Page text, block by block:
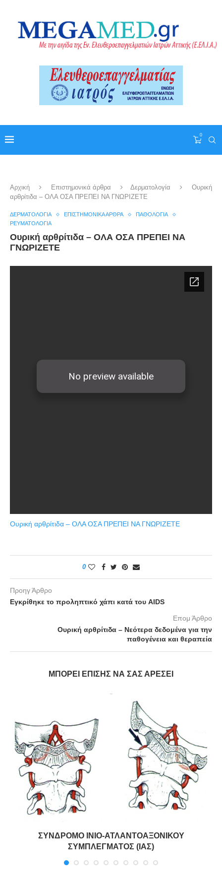
0
Αρχική Επιστημονικά άρθρα Δερματολογία
Ουρική
αρθρίτιδα – ΟΛΑ ΟΣΑ ΠΡΕΠΕΙ ΝΑ ΓΝΩΡΙΖΕΤΕ
ΔΕΡΜΑΤΟΛΟΓΊΑ ΕΠΙΣΤΗΜΟΝΙΚΆ ΆΡΘΡΑ
ΠΑΘΟΛΟΓΊΑ
ΡΕΥΜΑΤΟΛΟΓΊΑ
Ουρική αρθρίτιδα – ΟΛΑ ΟΣΑ ΠΡΕΠΕΙ ΝΑ
ΓΝΩΡΙΖΕΤΕ
Ουρική αρθρίτιδα – ΟΛΑ ΟΣΑ ΠΡΕΠΕΙ ΝΑ ΓΝΩΡΙΖΕΤΕ
0
Προηγ Άρθρο
Εγκρίθηκε το προληπτικό χάπι κατά του AIDS
Επομ Άρθρο
Ουρική αρθρίτιδα – Νεότερα δεδομένα για την
παθογένεια και θεραπεία
ΜΠΟΡΕΊ ΕΠΊΣΗΣ ΝΑ ΣΑΣ ΑΡΈΣΕΙ
ΣΥΝΔΡΟΜΟ ΙΝΙΟ-ΑΤΛΑΝΤΟΑΞΟΝΙΚΟΥ
ΣΥΜΠΛΕΓΜΑΤΟΣ (ΙΑΣ)